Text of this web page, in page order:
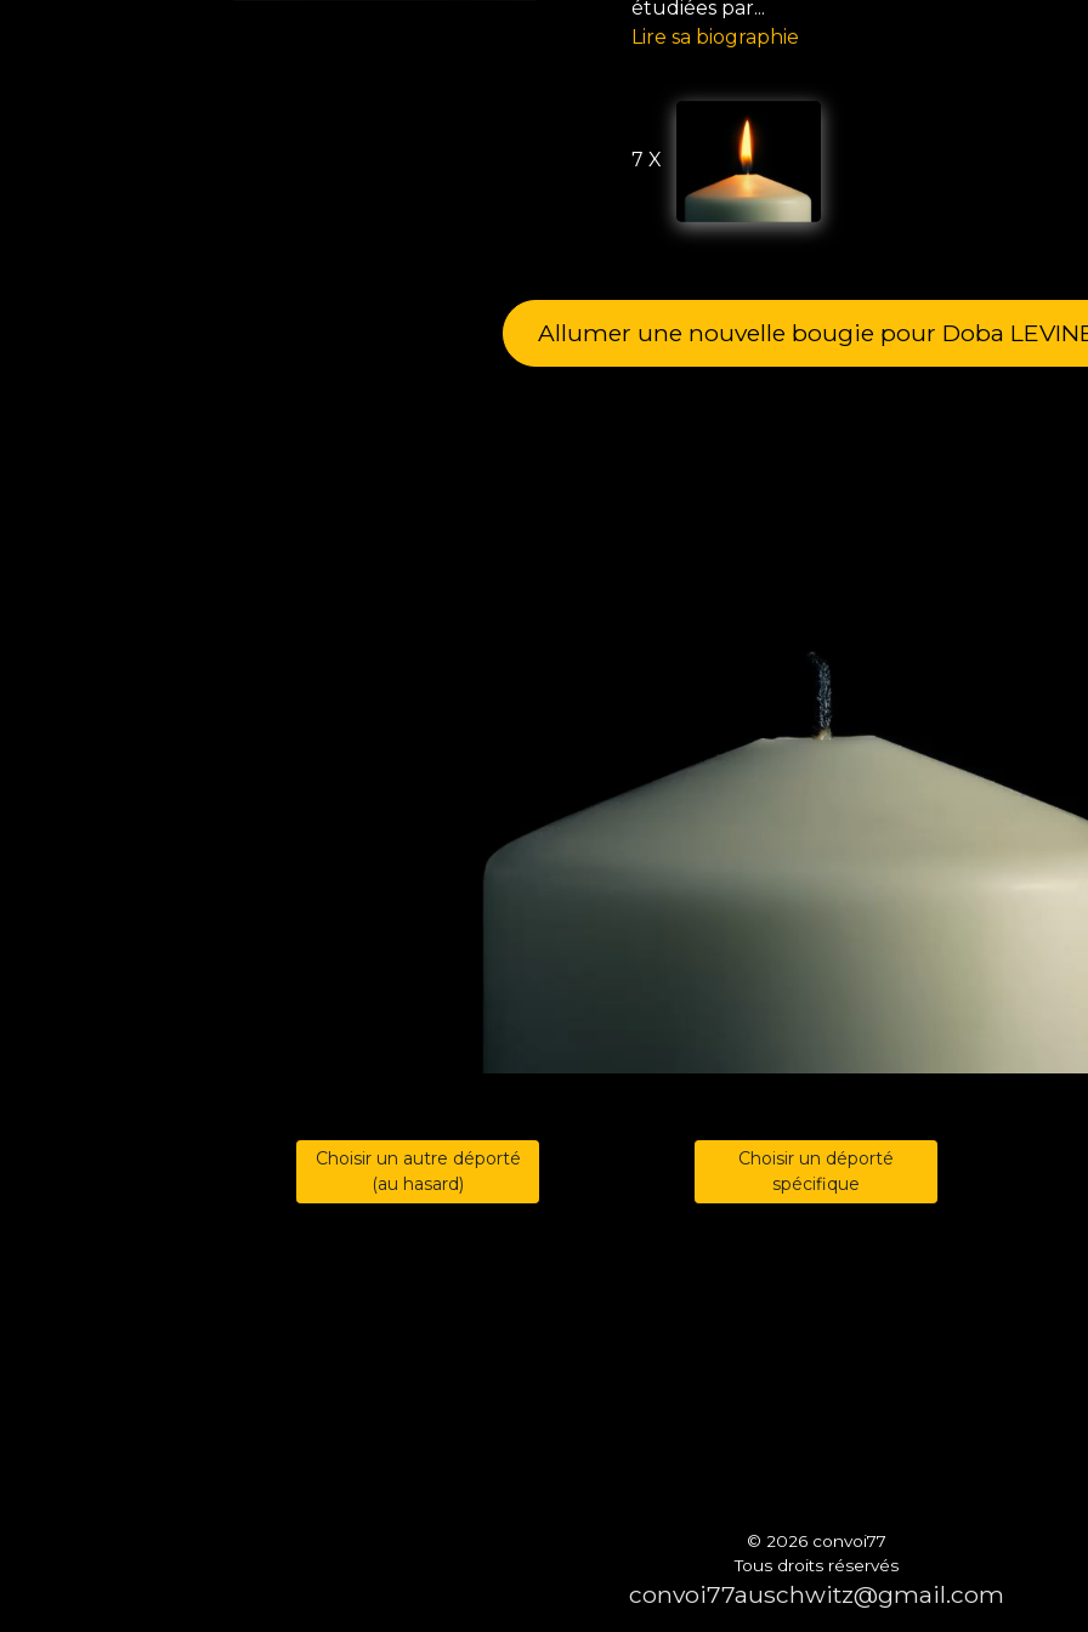
étudiées par...
Lire sa biographie
7 X
Allumer une nouvelle bougie pour Doba
Choisir un autre déporté
(au hasard)
Choisir un déporté
spécifique
© 2026 convoi77
Tous droits réservés
convoi77auschwitz@gmail.com